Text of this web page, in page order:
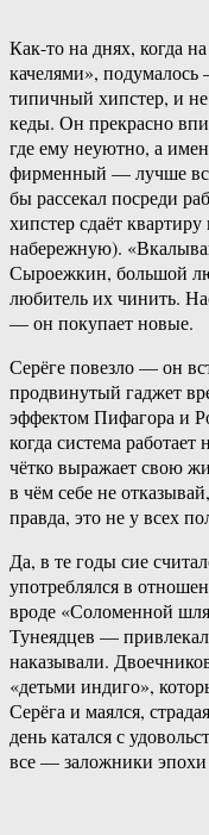
Как-то на днях, когда
качелями»,
типичный хипстер, и
кеды. Он прекрасно
где ему неуютно, а
фирменный — лучше
бы рассекал посреди
хипстер сдаёт
набережную).
Сыроежкин, большой
любитель их чинить.
— он покупает новые.
Серёге повезло — он
продвинутый гаджет
эффектом Пифагора и
когда система
чётко выражает свою
в чём себе не
правда, это не у всех
Да, в те годы сие
употреблялся в
вроде «Соломенной
Тунеядцев —
наказывали.
«детьми индиго»,
Серёга и маялся,
день катался с
все — заложники